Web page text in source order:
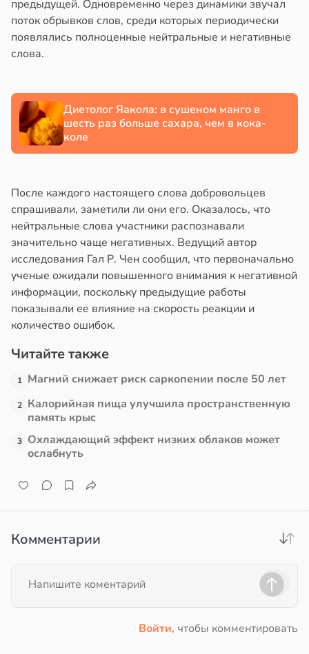
17:21
в16:23
предыдущей. Одновременно через динамики звучал
поток обрывков слов, среди которых периодически
появлялись полноценные нейтральные и негативные
слова.
Диетолог Яакола: в сушеном манго в
шесть раз больше сахара, чем в кока-
коле
После каждого настоящего слова добровольцев
спрашивали, заметили ли они его. Оказалось, что
нейтральные слова участники распознавали
значительно чаще негативных. Ведущий автор
исследования Гал Р. Чен сообщил, что первоначально
ученые ожидали повышенного внимания к негативной
информации, поскольку предыдущие работы
показывали ее влияние на скорость реакции и
количество ошибок.
Читайте также
1 Магний снижает риск саркопении после 50 лет
2 Калорийная пища улучшила пространственную
память крыс
3 Охлаждающий эффект низких облаков может
ослабнуть
Комментарии
Войти, чтобы комментировать
20:55
20:37